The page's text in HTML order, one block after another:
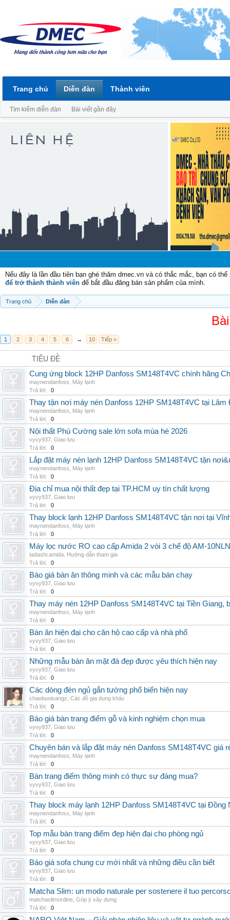
Nếu đây là lần đầu tiên bạn ghé thăm dmec.vn và có thắc mắc, bạn có
để trở thành thành viên để bắt đầu đăng bán sản phẩm của mình.
Trang chủ Diễn đàn
1 2 3 4 5 6 → 10 Tiếp >
TIÊU ĐỀ
Cung ứng block 12HP Danfoss SM148T4VC chính hãng
maynendanfoss
Máy lạnh
Trả lời:
0
Thay tận nơi máy nén Danfoss 12HP SM148T4VC tại
maynendanfoss
Máy lạnh
Trả lời:
0
Nội thất Phú Cường sale lớn sofa mùa hè 2026
vyvy937 Giao lưu
Trả lời:
0
Lắp đặt máy nén lạnh 12HP Danfoss SM148T4VC tận
maynendanfoss
Máy lạnh
Trả lời:
0
Địa chỉ mua nội thất đẹp tại TP.HCM uy tín chất lượng
vyvy937 Giao lưu
Trả lời:
0
Thay block lạnh 12HP Danfoss SM148T4VC tận nơi tại
maynendanfoss
Máy lạnh
Trả lời:
0
Máy lọc nước RO cao cấp Amida 2 vòi 3 chế độ AM-
tadashi.amida Hướng dẫn tham gia
Trả lời:
0
Báo giá bàn ăn thông minh và các mẫu bán chạy
vyvy937 Giao lưu
Trả lời:
0
Thay máy nén 12HP Danfoss SM148T4VC tại Tiền Giang,
maynendanfoss
Máy lạnh
Trả lời:
0
Bàn ăn hiện đại cho căn hộ cao cấp và nhà phố
vyvy937 Giao lưu
Trả lời:
0
Những mẫu bàn ăn mặt đá đẹp được yêu thích hiện nay
vyvy937 Giao lưu
Trả lời:
0
Các dòng đèn ngủ gắn tường phổ biến hiện nay
chaobuoisangz Các đồ gia dụng khác
Trả lời:
0
Báo giá bàn trang điểm gỗ và kinh nghiệm chọn mua
vyvy937 Giao lưu
Trả lời:
0
Chuyên bán và lắp đặt máy nén Danfoss SM148T4VC giá
maynendanfoss
Máy lạnh
Trả lời:
0
Bàn trang điểm thông minh có thực sự đáng mua?
vyvy937 Giao lưu
Trả lời:
0
Thay block máy lạnh 12HP Danfoss SM148T4VC tại Đồng
maynendanfoss
Máy lạnh
Trả lời:
0
Top mẫu bàn trang điểm đẹp hiện đại cho phòng ngủ
vyvy937 Giao lưu
Trả lời:
0
Báo giá sofa chung cư mới nhất và những điều cần biết
vyvy937 Giao lưu
Trả lời:
0
Matcha Slim: un modo naturale per sostenere il tuo
matchaslimordine Góp ý xây dựng
Trả lời:
0
Trang chủ Diễn đàn
Tìm kiếm diễn đàn Bài viết gần đây
Thành viên